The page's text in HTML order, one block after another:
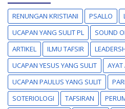
RENUNGAN KRISTIANI PSALLO
UCAPAN YANG SULIT PL
SOUND
ARTIKEL
ILMU TAFSIR
UCAPAN YESUS YANG SULIT
AYAT
UCAPAN PAULUS YANG SULIT
SOTERIOLOGI
TAFSIRAN